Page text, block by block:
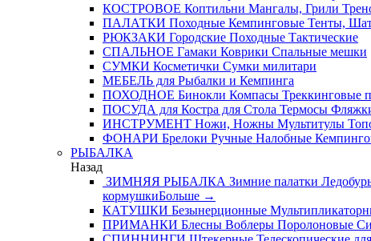
КОСТРОВОЕ Коптильни Мангалы, Грили
ПАЛАТКИ Походные Кемпинговые Тенты,
РЮКЗАКИ Городские Походные Тактические
СПАЛЬНОЕ Гамаки Коврики Спальные мешки
СУМКИ Косметички Сумки милитари
МЕБЕЛЬ для Рыбалки и Кемпинга
ПОХОДНОЕ Бинокли Компасы Треккинговые
ПОСУДА для Костра для Стола Термосы
ИНСТРУМЕНТ Ножи, Ножны Мультитулы
ФОНАРИ Брелоки Ручные Налобные
РЫБАЛКА
Назад
ЗИМНЯЯ РЫБАЛКА Зимние палатки
кормушкиБольше →
КАТУШКИ Безынерционные
ПРИМАНКИ Блесны Воблеры Поролоновые